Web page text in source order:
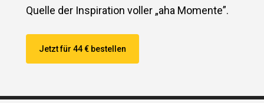
Quelle der Inspiration voller „aha Momente”.
Jetzt für 44 € bestellen